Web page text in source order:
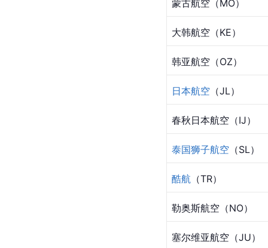
蒙古航空（MO）
大韩航空（KE）
韩亚航空（OZ）
日本航空 （JL）
春秋日本航空（IJ）
泰国狮子航空 （SL）
酷航 （TR）
勒奥斯航空 （NO）
塞尔维亚航空（JU）